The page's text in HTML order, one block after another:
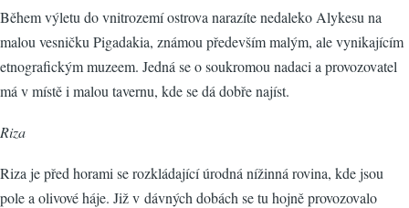
Během výletu do vnitrozemí ostrova narazíte nedaleko Alykesu na
malou vesničku Pigadakia, známou především malým, ale vynikajícím
etnografickým muzeem. Jedná se o soukromou nadaci a provozovatel
má v místě i malou tavernu, kde se dá dobře najíst.
Riza
Riza je před horami se rozkládající úrodná nížinná rovina, kde jsou
pole a olivové háje. Již v dávných dobách se tu hojně provozovalo